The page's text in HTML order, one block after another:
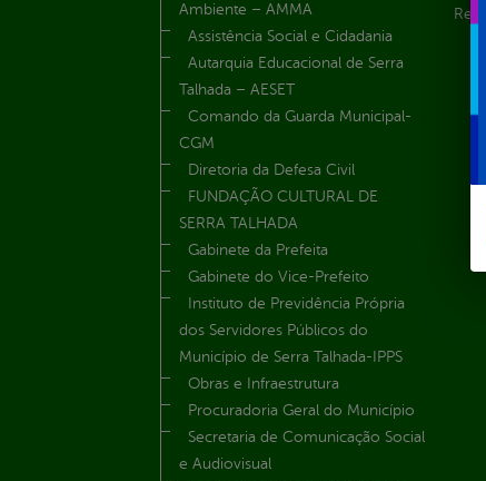
Ambiente – AMMA
Assistência Social e Cidadania
Autarquia Educacional de Serra
Talhada – AESET
Comando da Guarda Municipal-
CGM
Diretoria da Defesa Civil
FUNDAÇÃO CULTURAL DE
SERRA TALHADA
Gabinete da Prefeita
Gabinete do Vice-Prefeito
Instituto de Previdência Própria
dos Servidores Públicos do
Município de Serra Talhada-IPPS
Obras e Infraestrutura
Procuradoria Geral do Município
Secretaria de Comunicação Social
e Audiovisual